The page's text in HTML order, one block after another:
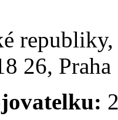
26,